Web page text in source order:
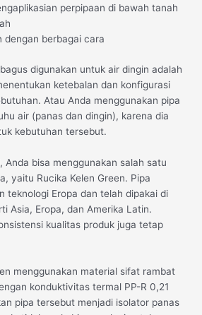
perpipaan di bawah tanah
dengan berbagai cara
digunakan untuk air dingin adalah
ketebalan dan konfigurasi
Atau Anda menggunakan pipa
air (panas dan dingin), karena dia
kebutuhan tersebut.
Anda bisa menggunakan salah satu
yaitu Rucika Kelen Green. Pipa
teknologi Eropa dan telah dipakai di
Asia, Eropa, dan Amerika Latin.
kualitas produk juga tetap
menggunakan material sifat rambat
konduktivitas termal PP-R 0,21
pipa tersebut menjadi isolator panas